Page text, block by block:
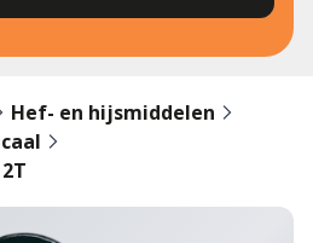
Hef- en hijsmiddelen